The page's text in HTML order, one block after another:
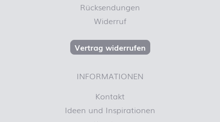
Rücksendungen
Widerruf
Vertrag widerrufen
INFORMATIONEN
Kontakt
Ideen und Inspirationen